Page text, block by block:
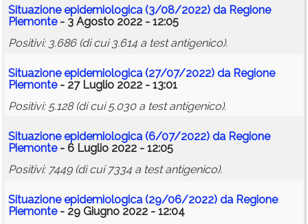
Situazione epidemiologica (3/08/2022) da Regione
Piemonte- 3 Agosto 2022 - 12:05
Positivi: 3.686 (di cui 3.614 a test antigenico).
Situazione epidemiologica (27/07/2022) da Regione
Piemonte- 27 Luglio 2022 - 13:01
Positivi: 5.128 (di cui 5.030 a test antigenico).
Situazione epidemiologica (6/07/2022) da Regione
Piemonte- 6 Luglio 2022 - 12:05
Positivi: 7449 (di cui 7334 a test antigenico).
Situazione epidemiologica (29/06/2022) da Regione
Piemonte- 29 Giugno 2022 - 12:04